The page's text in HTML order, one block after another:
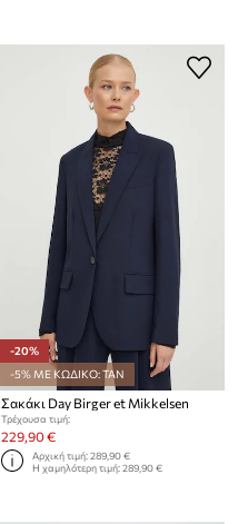
-20%
-5% ΜΕ ΚΩΔΙΚΟ: TAN
Σακάκι Day Birger et Mikkelsen
Τρέχουσα τιμή:
229,90 €
Αρχική τιμή:289,90 €
Η χαμηλότερη τιμή:289,90 €